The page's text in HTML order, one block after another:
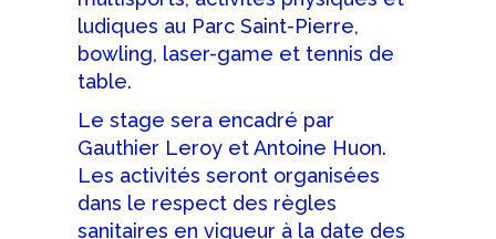
ludiques au Parc Saint-Pierre,
bowling, laser-game et tennis de
table.
Le stage sera encadré par
Gauthier Leroy et Antoine Huon.
Les activités seront organisées
dans le respect des règles
sanitaires en vigueur à la date des